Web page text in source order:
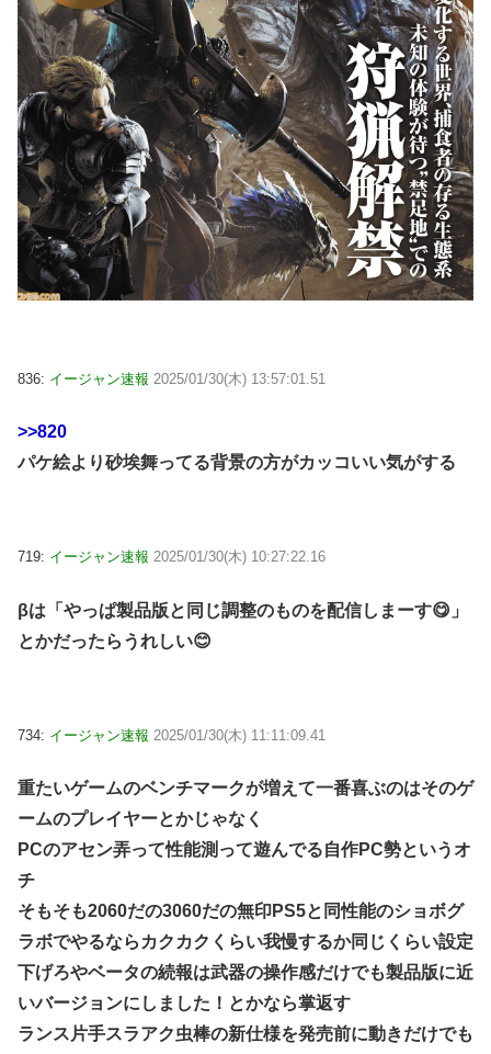
836: イージャン速報 2025/01/30(木) 13:57:01.51
>>820
パケ絵より砂埃舞ってる背景の方がカッコいい気がする
719: イージャン速報 2025/01/30(木) 10:27:22.16
βは「やっぱ製品版と同じ調整のものを配信しまーす😋」
とかだったらうれしい😊
734: イージャン速報 2025/01/30(木) 11:11:09.41
重たいゲームのベンチマークが増えて一番喜ぶのはそのゲ
ームのプレイヤーとかじゃなく
PCのアセン弄って性能測って遊んでる自作PC勢というオ
チ
そもそも2060だの3060だの無印PS5と同性能のショボグ
ラボでやるならカクカクくらい我慢するか同じくらい設定
下げろやベータの続報は武器の操作感だけでも製品版に近
いバージョンにしました！とかなら掌返す
ランス片手スラアク虫棒の新仕様を発売前に動きだけでも